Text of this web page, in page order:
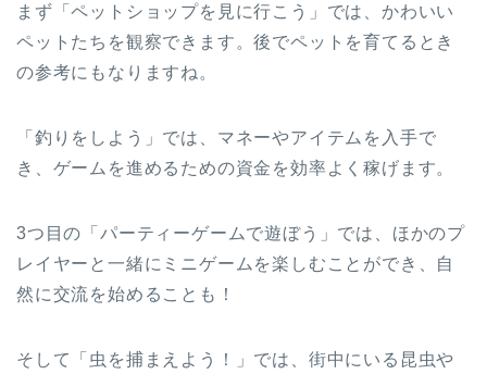
まず「ペットショップを見に行こう」では、かわいい
ペットたちを観察できます。後でペットを育てるとき
の参考にもなりますね。
「釣りをしよう」では、マネーやアイテムを入手で
き、ゲームを進めるための資金を効率よく稼げます。
3つ目の「パーティーゲームで遊ぼう」では、ほかのプ
レイヤーと一緒にミニゲームを楽しむことができ、自
然に交流を始めることも！
そして「虫を捕まえよう！」では、街中にいる昆虫や